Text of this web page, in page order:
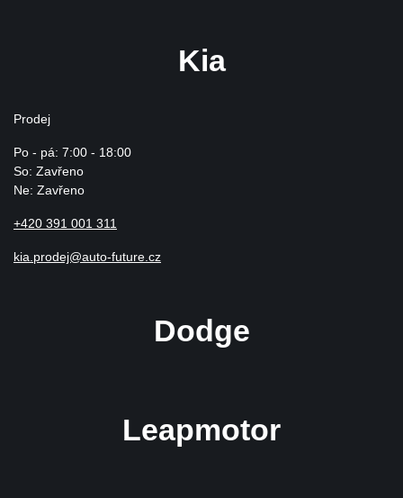
Kia
Prodej
Po - pá: 7:00 - 18:00
So: Zavřeno
Ne: Zavřeno
+420 391 001 311
kia.prodej@auto-future.cz
Dodge
Leapmotor